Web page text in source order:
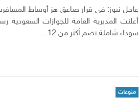
عاجل نيوز: في قرار صاعق هز أوساط
أعلنت المديرية العامة للجوازات السعودية
سوداء شاملة تضم أكثر من 12...
منوعات